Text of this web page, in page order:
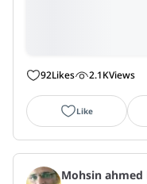
92Likes 2.1KViews
Like
Mohsin ahmed